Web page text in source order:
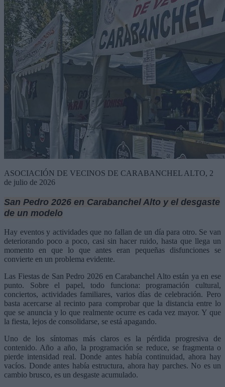
ASOCIACIÓN DE VECINOS DE CARABANCHEL ALTO, 2
de julio de 2026
San Pedro 2026 en Carabanchel Alto y el desgaste
de un modelo
Hay eventos y actividades que no fallan de un día para otro. Se van
deteriorando poco a poco, casi sin hacer ruido, hasta que llega un
momento en que lo que antes eran pequeñas disfunciones se
convierte en un problema evidente.
Las Fiestas de San Pedro 2026 en Carabanchel Alto están ya en ese
punto. Sobre el papel, todo funciona: programación cultural,
conciertos, actividades familiares, varios días de celebración. Pero
basta acercarse al recinto para comprobar que la distancia entre lo
que se anuncia y lo que realmente ocurre es cada vez mayor. Y que
la fiesta, lejos de consolidarse, se está apagando.
Uno de los síntomas más claros es la pérdida progresiva de
contenido. Año a año, la programación se reduce, se fragmenta o
pierde intensidad real. Donde antes había continuidad, ahora hay
vacíos. Donde antes había estructura, ahora hay parches. No es un
cambio brusco, es un desgaste acumulado.